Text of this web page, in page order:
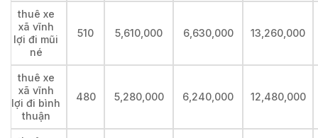
thuê xe
xã vĩnh
lợi đi mũi
né
510 5,610,000 6,630,000 13,260,000
thuê xe
xã vĩnh
lợi đi bình
thuận
480 5,280,000 6,240,000 12,480,000